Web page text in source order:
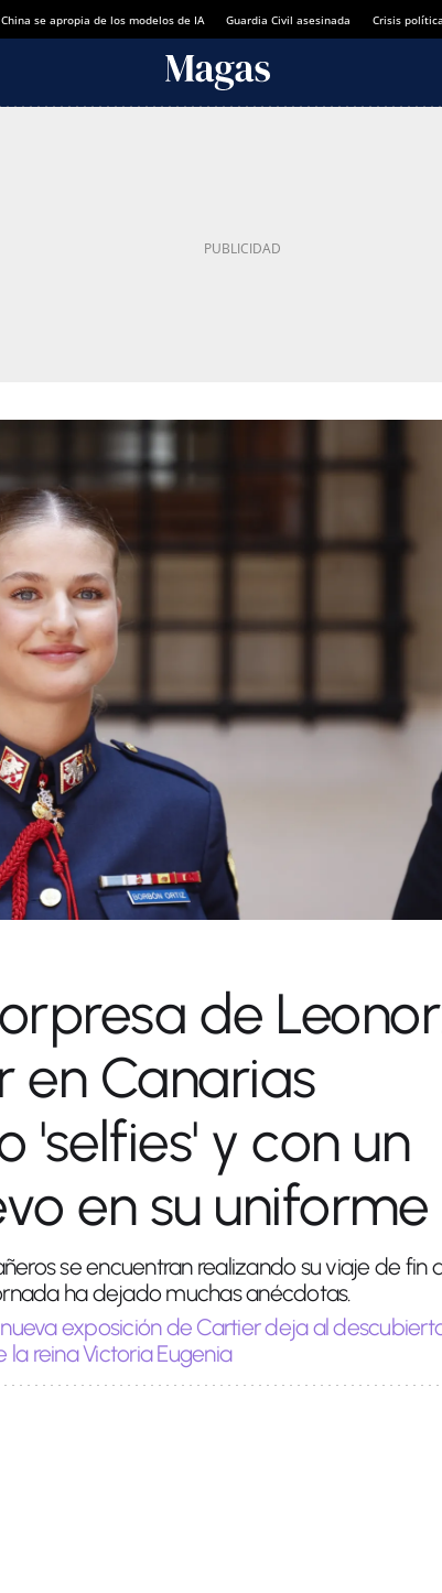
China se apropia de los modelos de IA Guardia Civil asesinada Crisis
de
en Canarias
'selfies' y con un
en su uniforme
se encuentran realizando su viaje de fin
ha dejado muchas anécdotas.
exposición de Cartier deja al
reina Victoria Eugenia